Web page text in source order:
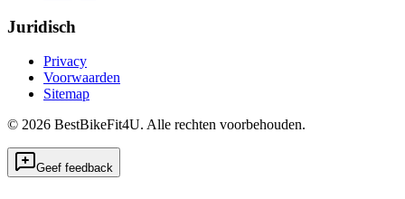
Juridisch
Privacy
Voorwaarden
Sitemap
© 2026 BestBikeFit4U. Alle rechten voorbehouden.
Geef feedback